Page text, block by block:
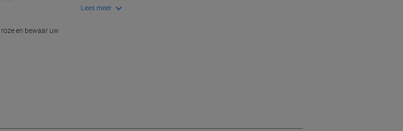
en bewaar uw
Lees meer